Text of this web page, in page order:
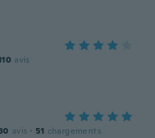
avis
avis · 51 chargements